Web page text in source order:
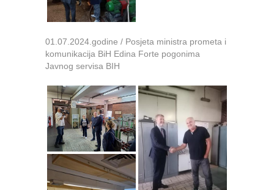
01.07.2024.godine / Posjeta ministra prometa i
komunikacija BiH Edina Forte pogonima
Javnog servisa BIH